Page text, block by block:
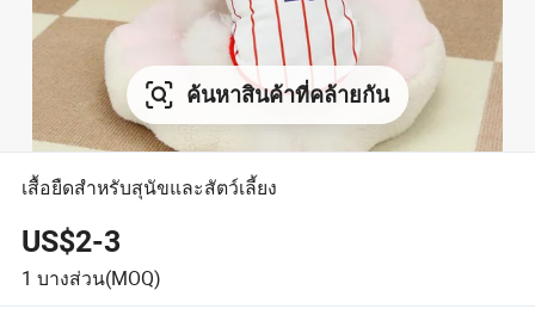
ค้นหาสินค้าที่คล้ายกัน
เสื้อยืดสำหรับสุนัขและสัตว์เลี้ยง
US$2-3
1 บางส่วน(MOQ)